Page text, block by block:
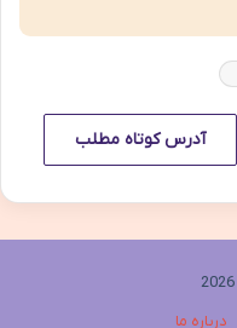
آدرس کوتاه مطلب
درباره ما